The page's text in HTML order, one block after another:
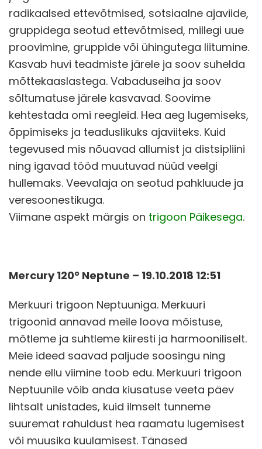
radikaalsed ettevõtmised, sotsiaalne ajaviide,
gruppidega seotud ettevõtmised, millegi uue
proovimine, gruppide või ühingutega liitumine.
Kasvab huvi teadmiste järele ja soov suhelda
mõttekaaslastega. Vabaduseiha ja soov
sõltumatuse järele kasvavad. Soovime
kehtestada omi reegleid. Hea aeg lugemiseks,
õppimiseks ja teaduslikuks ajaviiteks. Kuid
tegevused mis nõuavad allumist ja distsipliini
ning igavad tööd muutuvad nüüd veelgi
hullemaks. Veevalaja on seotud pahkluude ja
veresoonestikuga.
Viimane aspekt märgis on trigoon Päikesega.
Mercury 120° Neptune – 19.10.2018 12:51
Merkuuri trigoon Neptuuniga. Merkuuri
trigoonid annavad meile loova mõistuse,
mõtleme ja suhtleme kiiresti ja harmooniliselt.
Meie ideed saavad paljude soosingu ning
nende ellu viimine toob edu. Merkuuri trigoon
Neptuunile võib anda kiusatuse veeta päev
lihtsalt unistades, kuid ilmselt tunneme
suuremat rahuldust hea raamatu lugemisest
või muusika kuulamisest. Tänased